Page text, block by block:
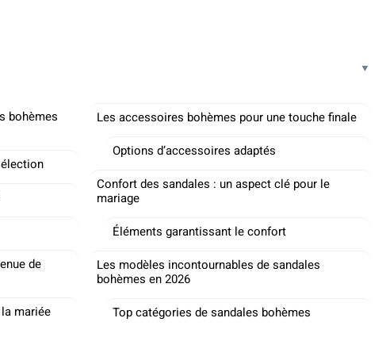
bohèmes
de
mariée
Les accessoires bohèmes pour une touche finale
Options d’accessoires adaptés
Confort des sandales : un aspect clé pour le
mariage
Éléments garantissant le confort
Les modèles incontournables de sandales
bohèmes en 2026
Top catégories de sandales bohèmes